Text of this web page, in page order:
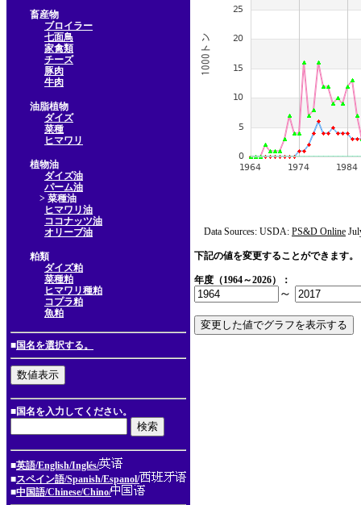
畜産物
ブロイラー
七面鳥
家禽類
チーズ
豚肉
牛肉
油脂植物
ダイズ
菜種
ヒマワリ
植物油
ダイズ油
パーム油
> 菜種油
ヒマワリ油
ココナッツ油
オリーブ油
粕類
ダイズ粕
菜種粕
ヒマワリ種粕
コプラ粕
魚粕
■国名を選択する。
■国名を入力してください。
■英語/English/Inglés/
■スペイン語/Spanish/Espanol/
■中国語/Chinese/Chino/
Data Sources: USDA: PS&D Online
下記の値を変更することができます。
年度（1964～2026）：
～